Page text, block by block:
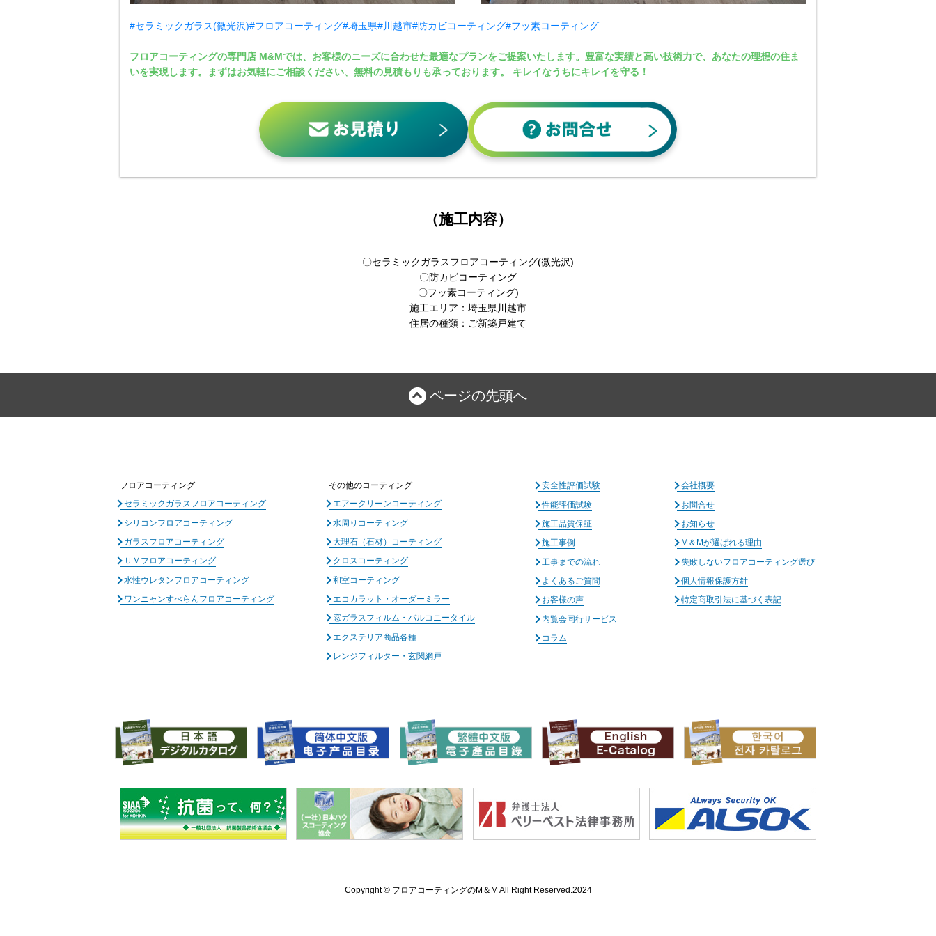
#セラミックガラス(微光沢)#フロアコーティング#埼玉県#川越市#防カビコーティング#フッ素コーティング
フロアコーティングの専門店 M&Mでは、お客様のニーズに合わせた最適なプランをご提案いたします。豊富な実績と高い技術力で、あなたの理想の住ま
いを実現します。まずはお気軽にご相談ください、無料の見積もりも承っております。 キレイなうちにキレイを守る！
（施工内容）
〇セラミックガラスフロアコーティング(微光沢)
〇防カビコーティング
〇フッ素コーティング)
施工エリア：埼玉県川越市
住居の種類：ご新築戸建て
ページの先頭へ
フロアコーティング
セラミックガラスフロアコーティング
シリコンフロアコーティング
ガラスフロアコーティング
ＵＶフロアコーティング
水性ウレタンフロアコーティング
ワンニャンすべらんフロアコーティング
その他のコーティング
エアークリーンコーティング
水周りコーティング
大理石（石材）コーティング
クロスコーティング
和室コーティング
エコカラット・オーダーミラー
窓ガラスフィルム・バルコニータイル
エクステリア商品各種
レンジフィルター・玄関網戸
安全性評価試験
性能評価試験
施工品質保証
施工事例
工事までの流れ
よくあるご質問
お客様の声
内覧会同行サービス
コラム
会社概要
お問合せ
お知らせ
M＆Mが選ばれる理由
失敗しないフロアコーティング選び
個人情報保護方針
特定商取引法に基づく表記
Copyright © フロアコーティングのM＆M All Right Reserved.2024